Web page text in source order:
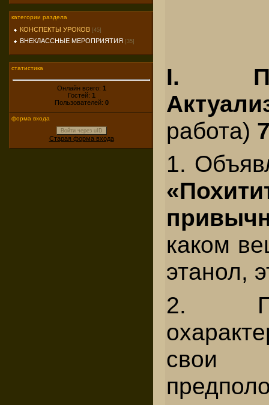
категории раздела
КОНСПЕКТЫ УРОКОВ [45]
ВНЕКЛАССНЫЕ МЕРОПРИЯТИЯ [35]
статистика
Онлайн всего: 1
Гостей: 1
Пользователей: 0
форма входа
Войти через uID
Старая форма входа
I.
работа)
1.
каком
этанол,
2.
свои